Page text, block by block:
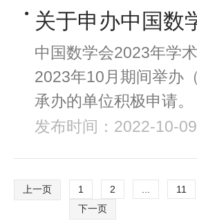
关于申办中国数
中国数学会2023年学
2023年10月期间举办
承办的单位积极申请。
发布时间：2022-10-09
上一页 1 2 11
下一页